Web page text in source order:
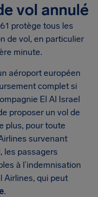
vol annulé
protège tous les
de vol, en particulier
minute.
aéroport européen
complet si
El Al Israel
proposer un vol de
plus, pour toute
survenant
les passagers
à l’indemnisation
Airlines, qui peut
.